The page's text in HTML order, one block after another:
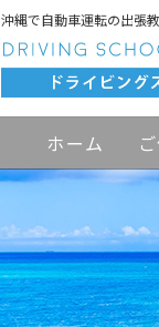
沖縄で自動車運転の出張
ホーム